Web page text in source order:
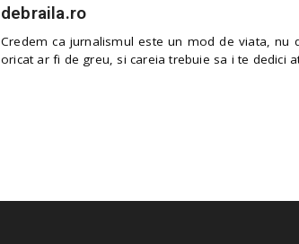
debraila.ro
Credem ca jurnalismul este un mod de viata,
oricat ar fi de greu, si careia trebuie sa i te dedici